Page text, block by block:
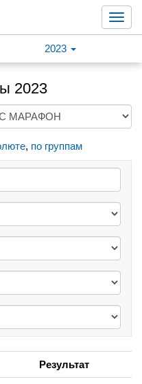
2023
2023
, по группам
Результат